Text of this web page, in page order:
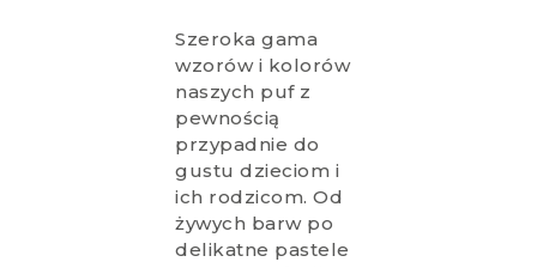
Szeroka gama
wzorów i kolorów
naszych puf z
pewnością
przypadnie do
gustu dzieciom i
ich rodzicom. Od
żywych barw po
delikatne pastele